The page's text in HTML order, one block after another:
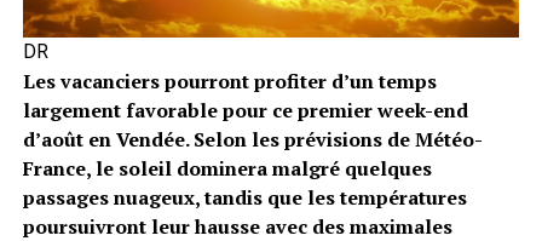
DR
Les vacanciers pourront profiter d’un temps
largement favorable pour ce premier week-end
d’août en Vendée. Selon les prévisions de Météo-
France, le soleil dominera malgré quelques
passages nuageux, tandis que les températures
poursuivront leur hausse avec des maximales